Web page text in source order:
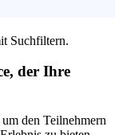
Suchfiltern.
der Ihre
den Teilnehmern